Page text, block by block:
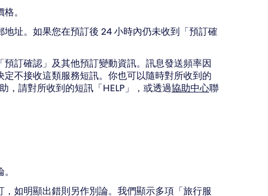
。
址。如果您在預訂後 24 小時內仍未收到「預訂確
訂確認」及其他預訂變動資訊。訊息發送頻率因
不接收這類服務短訊。你也可以隨時對所收到的
，請對所收到的短訊「HELP」，或透過協助中心聯
如明顯出錯則另作別論。我們顯示多項「旅行服